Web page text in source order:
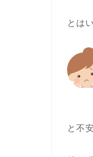
とは
と不